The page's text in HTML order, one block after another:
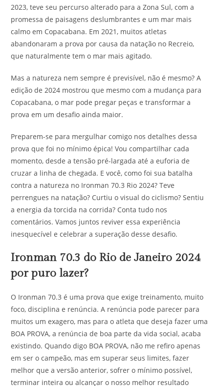
2023, teve seu percurso alterado para a Zona Sul, com a
promessa de paisagens deslumbrantes e um mar mais
calmo em Copacabana. Em 2021, muitos atletas
abandonaram a prova por causa da natação no Recreio,
que naturalmente tem o mar mais agitado.
Mas a natureza nem sempre é previsível, não é mesmo? A
edição de 2024 mostrou que mesmo com a mudança para
Copacabana, o mar pode pregar peças e transformar a
prova em um desafio ainda maior.
Preparem-se para mergulhar comigo nos detalhes dessa
prova que foi no mínimo épica! Vou compartilhar cada
momento, desde a tensão pré-largada até a euforia de
cruzar a linha de chegada. E você, como foi sua batalha
contra a natureza no Ironman 70.3 Rio 2024? Teve
perrengues na natação? Curtiu o visual do ciclismo? Sentiu
a energia da torcida na corrida? Conta tudo nos
comentários. Vamos juntos reviver essa experiência
inesquecível e celebrar a superação desse desafio.
Ironman 70.3 do Rio de Janeiro 2024
por puro lazer?
O Ironman 70.3 é uma prova que exige treinamento, muito
foco, disciplina e renúncia. A renúncia pode parecer para
muitos um exagero, mas para o atleta que deseja fazer uma
BOA PROVA, a renúncia de boa parte da vida social, acaba
existindo. Quando digo BOA PROVA, não me refiro apenas
em ser o campeão, mas em superar seus limites, fazer
melhor que a versão anterior, sofrer o mínimo possível,
terminar inteira ou alcançar o nosso melhor resultado